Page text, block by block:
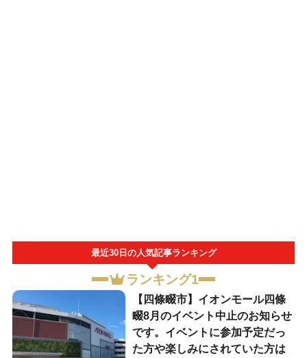
最近30日の人気記事ランキング
ランキング1
【四條畷市】イオンモール四條
畷8月のイベント中止のお知らせ
です。イベントに参加予定だっ
た方や楽しみにされていた方は